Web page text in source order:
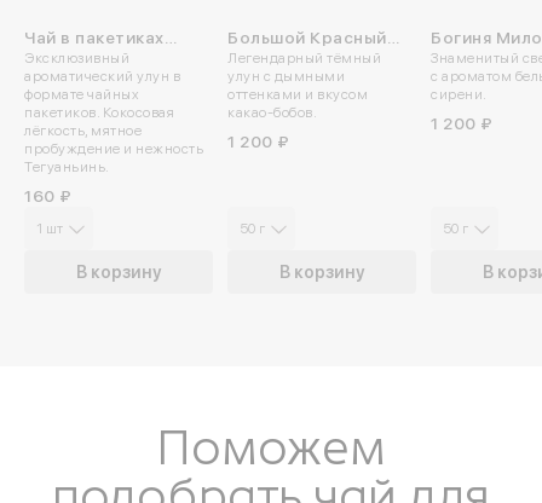
Чай в пакетиках
«Минта»
Эксклюзивный
ароматический улун в
формате чайных
пакетиков. Кокосовая
лёгкость, мятное
пробуждение и нежность
Тегуаньинь.
160 ₽
В корзину
1 шт
Большой Красный
Халат
Легендарный тёмный
улун с дымными
оттенками и вкусом
какао-бобов.
1 200 ₽
В корзину
50 г
Богиня
Знаменитый
с ароматом
сирени.
1 200 ₽
В
50 г
ПоможемВойдите в